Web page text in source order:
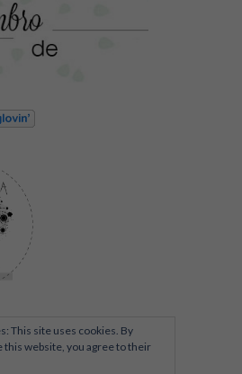
This site uses cookies. By
this website, you agree to their